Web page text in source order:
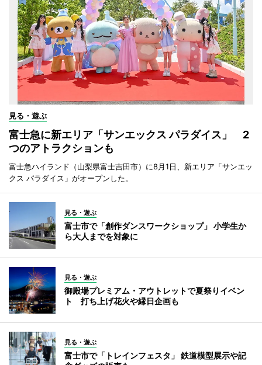
見る・遊ぶ
富士急に新エリア「サンエックス パラダイス」 2
つのアトラクションも
富士急ハイランド（山梨県富士吉田市）に8月1日、新エリア「サンエッ
クス パラダイス」がオープンした。
見る・遊ぶ
富士市で「創作ダンスワークショップ」 小学生か
ら大人までを対象に
見る・遊ぶ
御殿場プレミアム・アウトレットで夏祭りイベン
ト 打ち上げ花火や縁日企画も
見る・遊ぶ
富士市で「トレインフェスタ」 鉄道模型展示や記